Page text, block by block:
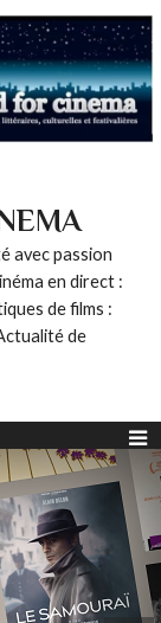
avec passion
en direct :
de films :
de